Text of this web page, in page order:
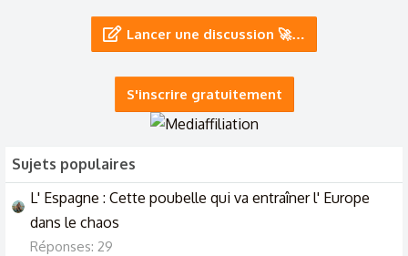
restaurant d'application de leur fils.
Draguer quand on est une femme
Lancer une discussion 🚀…
S'inscrire gratuitement
Sujets populaires
L' Espagne : Cette poubelle qui va entraîner l' Europe
dans le chaos
Réponses: 29